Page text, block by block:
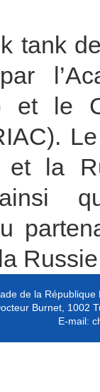
tank
et le
la
de la
Burnet, 1002
E-mail: